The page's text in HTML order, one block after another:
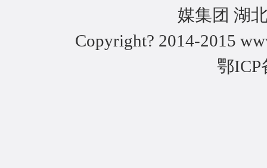
媒集团 湖
Copyright? 2014-2015
鄂ICP